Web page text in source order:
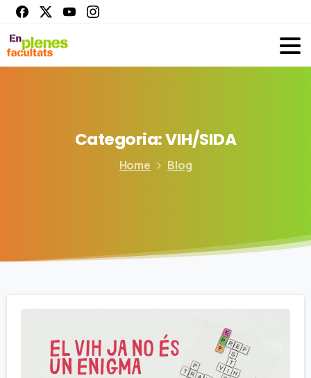
Categoria:VIH/SIDA
Home Blog